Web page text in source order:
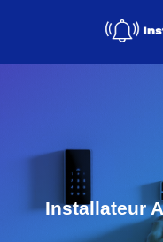
Installateur